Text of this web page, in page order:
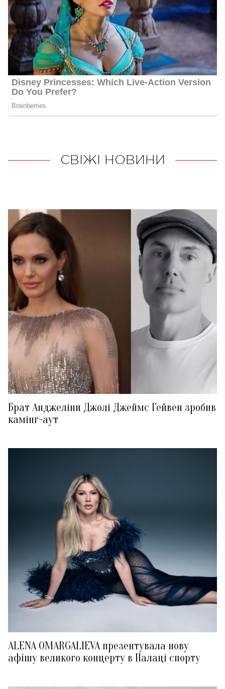
СВІЖІ НОВИНИ
Брат Анджеліни Джолі Джеймс Гейвен зробив
камінг-аут
ALENA OMARGALIEVA презентувала нову
афішу великого концерту в Палаці спорту